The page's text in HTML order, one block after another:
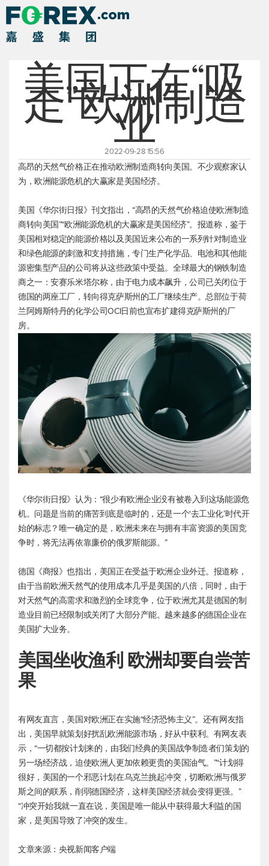
美国正在“吸
走”欧洲制造
业
2022-09-28 15:56
高昂的天然气价格正在推动欧洲制造商转向美国。不少观察家认
为，欧洲能源危机的大赢家是美国经济。
美国《华尔街日报》刊文指出，“高昂的天然气价格迫使欧洲制造
商转向美国”“欧洲能源危机的大赢家是美国经济”。报道称，鉴于
美国相对稳定的能源价格以及美国近来公布的一系列针对制造业
和绿色能源的刺激和支持措施，专门生产化学品、电池和其他能
源密集型产品的公司将从这些政策中受益。全球最大的钢铁制造
商之一：安赛乐米塔尔称，由于电力成本飙升，公司已关闭位于
德国的两座工厂，转向得克萨斯州的工厂继续生产。总部位于荷
兰阿姆斯特丹的化学公司OCI日前也宣布扩建得克萨斯州的厂
房。
《华尔街日报》认为：“很少有欧洲企业没有被卷入到这场能源危
机。问题是当前的痛苦到底是临时的，还是一个‘去工业化’时代开
始的标志？唯一确定的是，欧洲未来在与拥有丰富资源的美国竞
争时，将无法再依靠廉价的俄罗斯能源。”
德国《商报》也指出，美国正在受益于欧洲企业外迁。报道称，
由于当前欧洲天然气的使用成本几乎是美国的八倍，同时，由于
对天然气的高需求和激烈的全球竞争，位于欧洲尤其是德国的制
造业目前已经限制或关闭了大部分产能。越来越多的德国企业在
美国扩大业务。
美国坐收渔利 欧洲却要自尝苦
果
有网友直言，美国对欧洲正在实施“经济恐怖主义”。还有网友指
出，美国早就策划好扰乱欧洲能源市场，好从中获利。有网友表
示，“一切都按计划来的，由我们经典的美国战争制造者们策划的
另一场经济战，迫使欧洲人更加依赖更贵的美国油气。”“计划得
很好，美国的一个邪恶计划在乌克兰挑起冲突，切断欧洲与俄罗
斯之间的联系，削弱德国经济，这样美国经济就会变得更强。”
“冲突开始我就一直在说，美国是唯一能从中获得最大利益的国
家，是美国导致了冲突的发生。
文章来源：央视新闻客户端